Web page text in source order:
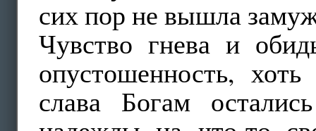
сих пор не вышла
Чувство гнева и
опустошенность,
слава Богам